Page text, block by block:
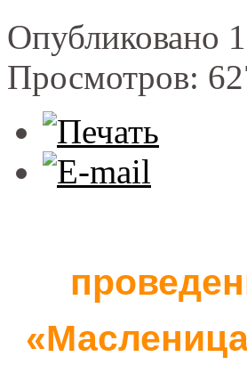
Опубликовано
Просмотров:
«